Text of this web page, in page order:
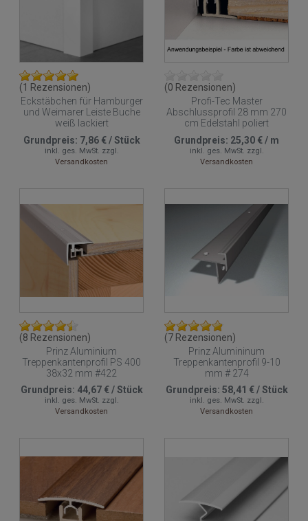
(1 Rezensionen)
Eckstäbchen für Hamburger
und Weimarer Leiste Buche
weiß lackiert
Grundpreis: 7,86 €/Stück
inkl. ges. MwSt. zzgl.
Versandkosten
(0 Rezensionen)
Profi-Tec Master
Abschlussprofil 28 mm 270
cm Edelstahl poliert
Grundpreis: 25,30 €/ m
inkl. ges. MwSt. zzgl.
Versandkosten
(8 Rezensionen)
Prinz Aluminium
Treppenkantenprofil PS 400
38x32 mm #422
Grundpreis: 44,67 €/Stück
inkl. ges. MwSt. zzgl.
Versandkosten
(7 Rezensionen)
Prinz Alumininum
Treppenkantenprofil 9-10
mm # 274
Grundpreis: 58,41 €/Stück
inkl. ges. MwSt. zzgl.
Versandkosten